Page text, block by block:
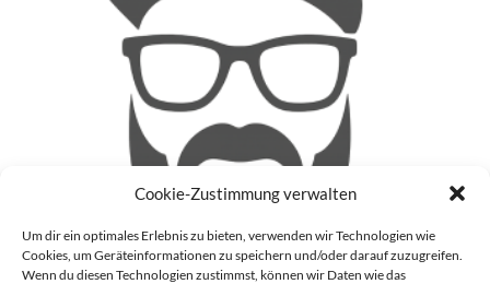
Cookie-Zustimmung verwalten
Um dir ein optimales Erlebnis zu bieten, verwenden wir Technologien wie
Cookies, um Geräteinformationen zu speichern und/oder darauf zuzugreifen.
Wenn du diesen Technologien zustimmst, können wir Daten wie das